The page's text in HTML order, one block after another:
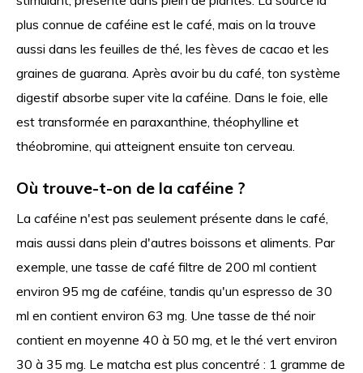
plus connue de caféine est le café, mais on la trouve
aussi dans les feuilles de thé, les fèves de cacao et les
graines de guarana. Après avoir bu du café, ton système
digestif absorbe super vite la caféine. Dans le foie, elle
est transformée en paraxanthine, théophylline et
théobromine, qui atteignent ensuite ton cerveau.
Où trouve-t-on de la caféine ?
La caféine n'est pas seulement présente dans le café,
mais aussi dans plein d'autres boissons et aliments. Par
exemple, une tasse de café filtre de 200 ml contient
environ 95 mg de caféine, tandis qu'un espresso de 30
ml en contient environ 63 mg. Une tasse de thé noir
contient en moyenne 40 à 50 mg, et le thé vert environ
30 à 35 mg. Le matcha est plus concentré : 1 gramme de